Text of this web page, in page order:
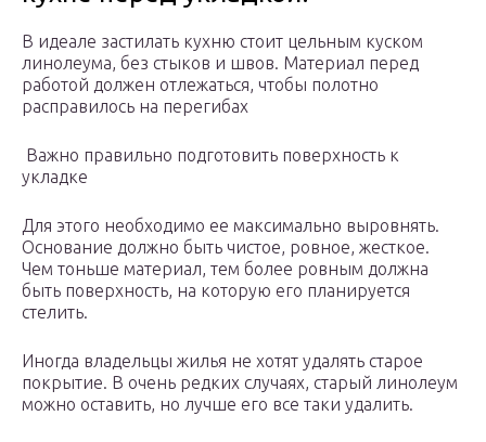
В идеале застилать кухню стоит цельным куском
линолеума, без стыков и швов. Материал перед
работой должен отлежаться, чтобы полотно
расправилось на перегибах
Важно правильно подготовить поверхность к
укладке
Для этого необходимо ее максимально выровнять.
Основание должно быть чистое, ровное, жесткое.
Чем тоньше материал, тем более ровным должна
быть поверхность, на которую его планируется
стелить.
Иногда владельцы жилья не хотят удалять старое
покрытие. В очень редких случаях, старый линолеум
можно оставить, но лучше его все таки удалить.